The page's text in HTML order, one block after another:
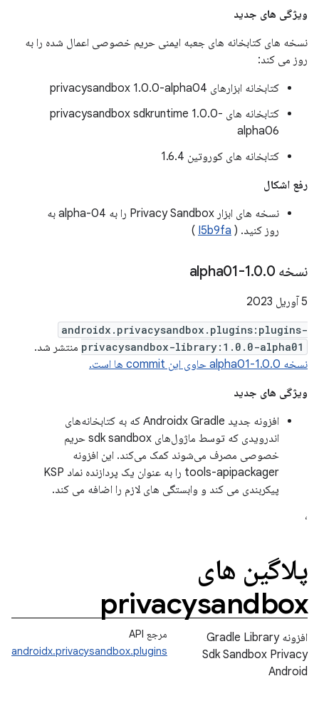
ویژگی های جدید
نسخه های کتابخانه های جعبه ایمنی حریم خصوصی اعمال شده را به
روز می کند:
کتابخانه ابزارهای privacysandbox 1.0.0-alpha04
کتابخانه های privacysandbox sdkruntime 1.0.0-
alpha06
کتابخانه های کوروتین 1.6.4
رفع اشکال
نسخه های ابزار Privacy Sandbox را به alpha-04 به
روز کنید. ( I5b9fa
)
نسخه 1 .0.0-alpha01
5 آوریل 2023
androidx.privacysandbox.plugins:plugins-
privacysandbox-library:1.0.0-alpha01 منتشر شد.
نسخه 1.0.0-alpha01 حاوی این commit ها است.
ویژگی های جدید
افزونه جدید Androidx Gradle که به کتابخانه‌های
اندرویدی که توسط ماژول‌های sdk sandbox حریم
خصوصی مصرف می‌شوند کمک می‌کند. این افزونه
tools-apipackager را به عنوان یک پردازنده نماد KSP
پیکربندی می کند و وابستگی های لازم را اضافه می کند.
،
پلاگین های
privacysandbox
مرجع API
androidx.privacysandbox.plugins
افزونه Gradle Library
Sdk Sandbox Privacy
Android